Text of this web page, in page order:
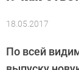
18.05.2017
Автор:
Suslov
По всей